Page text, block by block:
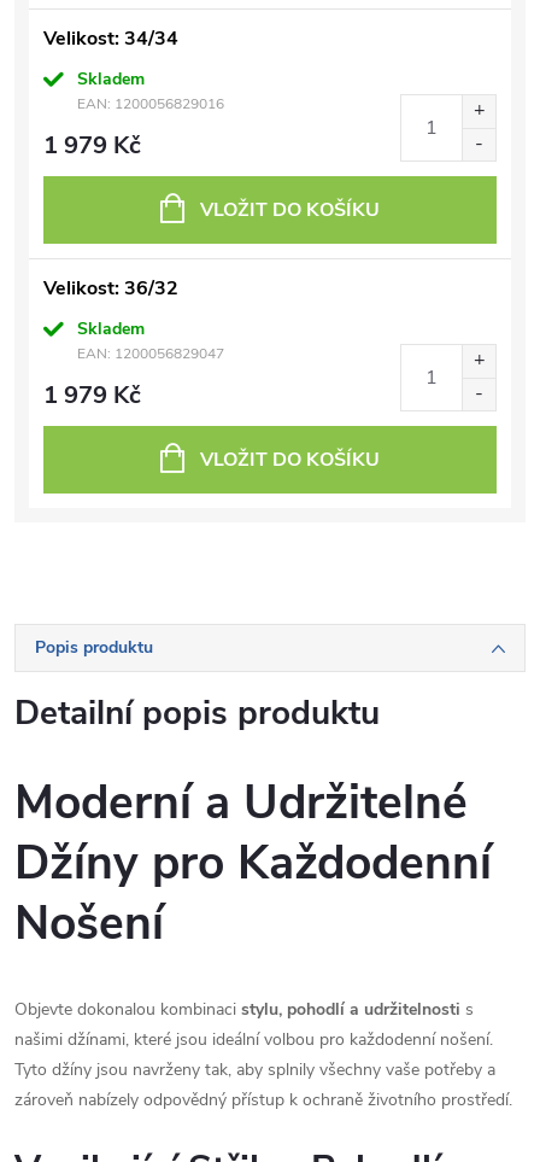
Velikost: 34/34
Skladem
EAN: 1200056829016
1 979 Kč
VLOŽIT DO KOŠÍKU
Velikost: 36/32
Skladem
EAN: 1200056829047
1 979 Kč
VLOŽIT DO KOŠÍKU
Popis produktu
Detailní popis produktu
Moderní a Udržitelné
Džíny pro Každodenní
Nošení
Objevte dokonalou kombinaci stylu, pohodlí a udržitelnosti s
našimi džínami, které jsou ideální volbou pro každodenní nošení.
Tyto džíny jsou navrženy tak, aby splnily všechny vaše potřeby a
zároveň nabízely odpovědný přístup k ochraně životního prostředí.